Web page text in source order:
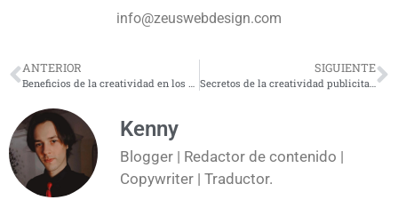
info@zeuswebdesign.com
ANTERIOR
Beneficios de la creatividad en los negocios
SIGUIENTE
Secretos de la creatividad publicitaria: ¿los conoces?
Kenny
Blogger | Redactor de contenido |
Copywriter | Traductor.